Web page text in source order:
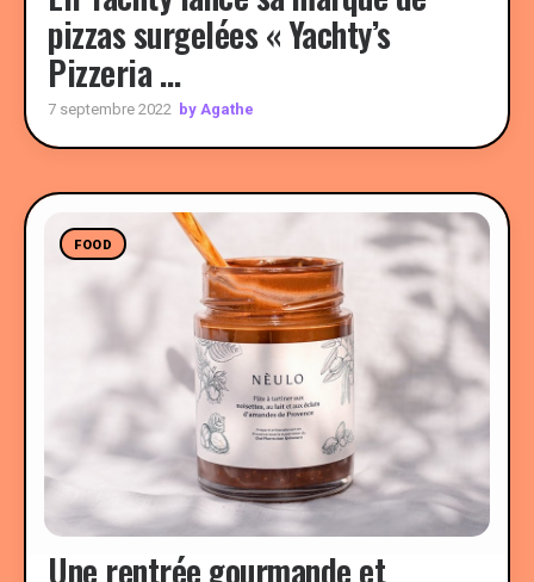
pizzas surgelées « Yachty’s
Pizzeria …
7 septembre 2022 by Agathe
FOOD
Une rentrée gourmande et